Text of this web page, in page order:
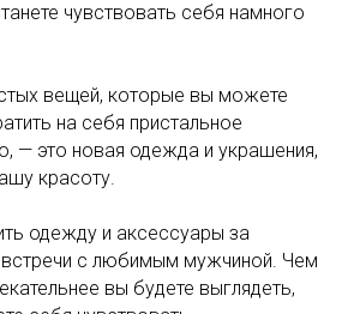
чувствовать себя намного
вещей, которые вы можете
на себя пристальное
— это новая одежда и украшения,
красоту.
одежду и аксессуары за
встречи с любимым мужчиной. Чем
вы будете выглядеть,